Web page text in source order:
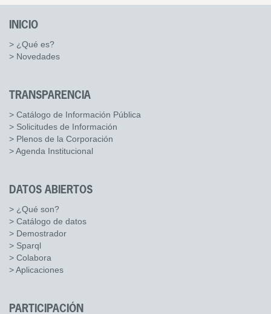
INICIO
> ¿Qué es?
> Novedades
TRANSPARENCIA
> Catálogo de Información Pública
> Solicitudes de Información
> Plenos de la Corporación
> Agenda Institucional
DATOS ABIERTOS
> ¿Qué son?
> Catálogo de datos
> Demostrador
> Sparql
> Colabora
> Aplicaciones
PARTICIPACIÓN